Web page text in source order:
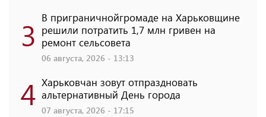
3 В приграничнойгромаде на Харьковщине
решили потратить 1,7 млн ​​гривен на
ремонт сельсовета
06 августа, 2026 - 13:13
4 Харьковчан зовут отпраздновать
альтернативный День города
07 августа, 2026 - 17:15